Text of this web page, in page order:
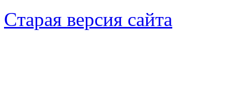
Cтарая версия сайта